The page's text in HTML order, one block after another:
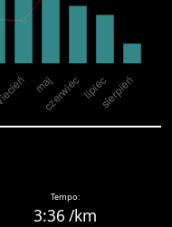
Tempo:
3:36 /km